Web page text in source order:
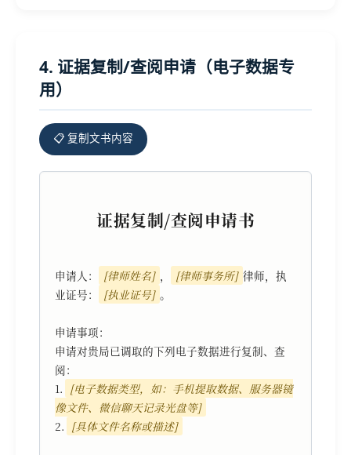
4. 证据复制/查阅申请（电子数据专
用）
📋 复制文书内容
证据复制/查阅申请书
申请人： [律师姓名] ， [律师事务所] 律师，执
业证号：
[执业证号] 。
申请事项：
申请对贵局已调取的下列电子数据进行复制、查
阅：
1. [电子数据类型，如：手机提取数据、服务器镜
像文件、微信聊天记录光盘等]
2. [具体文件名称或描述]